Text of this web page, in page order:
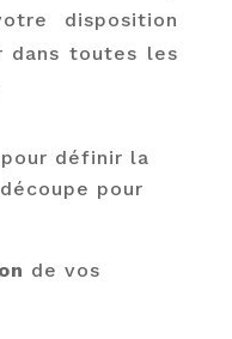
disposition
dans toutes les
pour définir la
pour
de vos